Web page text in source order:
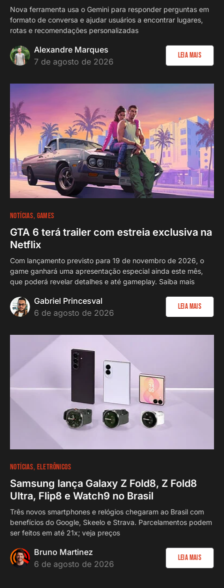
Nova ferramenta usa o Gemini para responder perguntas em
formato de conversa e ajudar usuários a encontrar lugares,
rotas e recomendações personalizadas
Alexandre Marques
7 de agosto de 2026
Leia Mais
NOTÍCIAS GAMES
GTA 6 terá trailer com estreia exclusiva na
Netflix
Com lançamento previsto para 19 de novembro de 2026, o
game ganhará uma apresentação especial ainda este mês,
que poderá revelar detalhes e até gameplay. Saiba mais
Gabriel Princesval
6 de agosto de 2026
Leia Mais
NOTÍCIAS ELETRÔNICOS
Samsung lança Galaxy Z Fold8, Z Fold8
Ultra, Flip8 e Watch9 no Brasil
Três novos smartphones e relógios chegaram ao Brasil com
benefícios do Google, Skeelo e Strava. Parcelamentos podem
ser feitos em até 21x; veja preços
Bruno Martinez
6 de agosto de 2026
Leia Mais